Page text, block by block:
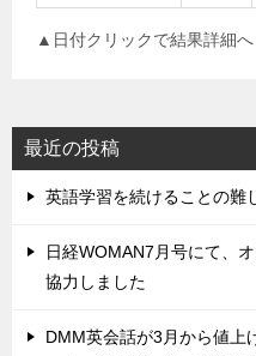
▲日付クリックで結果詳細へ
最近の投稿
英語学習を続けることの難
日経WOMAN7月号にて、
協力しました
DMM英会話が3月から値上